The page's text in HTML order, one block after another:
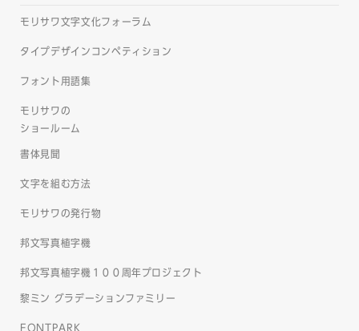
モリサワ文字文化フォーラム
タイプデザインコンペティション
フォント用語集
モリサワの
ショールーム
書体見聞
文字を組む方法
モリサワの発行物
邦文写真植字機
邦文写真植字機１００周年プロジェクト
黎ミン グラデーションファミリー
FONTPARK